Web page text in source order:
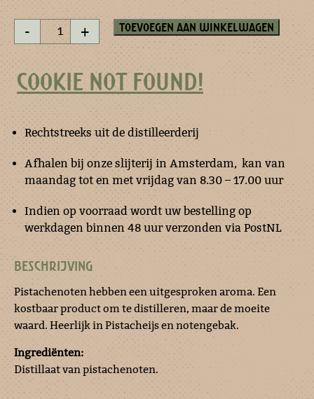
-
Pistachenoten
esprit
+ Toevoegen aan winkelwagen
COOKIE NOT FOUND!
Rechtstreeks uit de distilleerderij
Afhalen bij onze slijterij in Amsterdam, kan van
maandag tot en met vrijdag van 8.30 – 17.00 uur
Indien op voorraad wordt uw bestelling op
werkdagen binnen 48 uur verzonden via PostNL
BESCHRIJVING
Pistachenoten hebben een uitgesproken aroma. Een
kostbaar product om te distilleren, maar de moeite
waard. Heerlijk in Pistacheijs en notengebak.
Ingrediënten:
Distillaat van pistachenoten.